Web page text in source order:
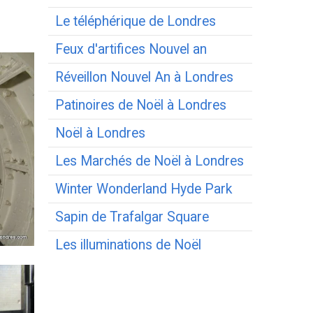
Le téléphérique de Londres
Feux d'artifices Nouvel an
Réveillon Nouvel An à Londres
Patinoires de Noël à Londres
Noël à Londres
Les Marchés de Noël à Londres
Winter Wonderland Hyde Park
Sapin de Trafalgar Square
Les illuminations de Noël